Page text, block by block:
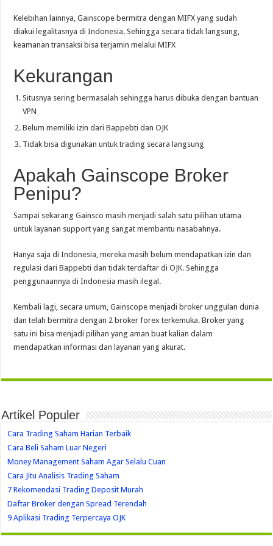
Kelebihan lainnya, Gainscope bermitra dengan MIFX yang sudah
diakui legalitasnya di Indonesia. Sehingga secara tidak langsung,
keamanan transaksi bisa terjamin melalui MIFX
Kekurangan
Situsnya sering bermasalah sehingga harus dibuka dengan bantuan
VPN
Belum memiliki izin dari Bappebti dan OJK
Tidak bisa digunakan untuk trading secara langsung
Apakah Gainscope Broker
Penipu?
Sampai sekarang Gainsco masih menjadi salah satu pilihan utama
untuk layanan support yang sangat membantu nasabahnya.
Hanya saja di Indonesia, mereka masih belum mendapatkan izin dan
regulasi dari Bappebti dan tidak terdaftar di OJK. Sehingga
penggunaannya di Indonesia masih ilegal.
Kembali lagi, secara umum, Gainscope menjadi broker unggulan dunia
dan telah bermitra dengan 2 broker forex terkemuka. Broker yang
satu ini bisa menjadi pilihan yang aman buat kalian dalam
mendapatkan informasi dan layanan yang akurat.
Artikel Populer
Cara Trading Saham Harian Terbaik
Cara Beli Saham Luar Negeri
Money Management Saham Agar Selalu Cuan
Cara Jitu Analisis Trading Saham
7 Rekomendasi Trading Deposit Murah
Daftar Broker dengan Spread Terendah
9 Aplikasi Trading Terpercaya OJK